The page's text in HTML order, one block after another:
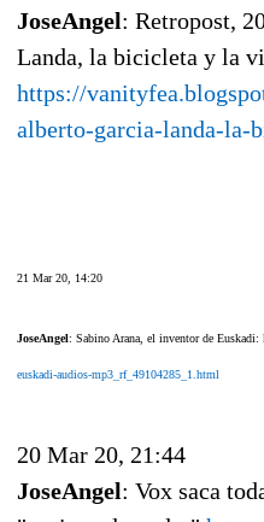
JoseAngel: Retropost,
Landa, la bicicleta y la
https://
alberto-garcia-landa-la-
21 Mar 20, 14:20
JoseAngel: Sabino Arana, el inventor de Euskadi:
euskadi-audios-mp3_rf_49104285_1.html
20 Mar 20, 21:44
JoseAngel: Vox saca